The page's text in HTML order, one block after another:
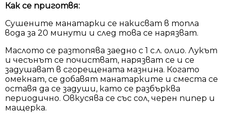
Как се приготвя:
Сушените манатарки се накисват в топла
вода за 20 минути и след това се нарязват.
Маслото се разтопява заедно с 1 с.л. олио. Лукът
и чесънът се почистват, нарязват се и се
задушават в сгорещената мазнина. Когато
омекнат, се добавят манатарките и сместа се
оставя да се задуши, като се разбърква
периодично. Овкусява се със сол, черен пипер и
мащерка.